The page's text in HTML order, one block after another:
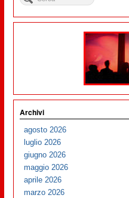
Archivi
agosto 2026
luglio 2026
giugno 2026
maggio 2026
aprile 2026
marzo 2026